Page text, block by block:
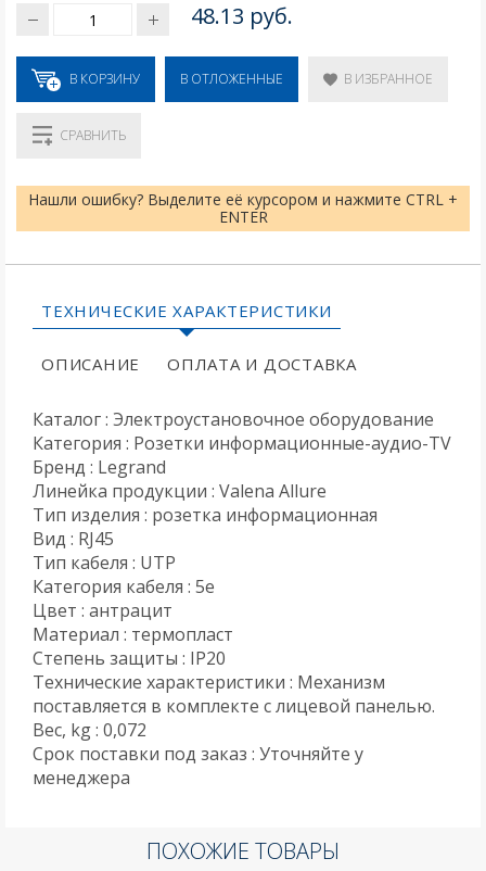
48.13 руб.
В КОРЗИНУ В ОТЛОЖЕННЫЕ В ИЗБРАННОЕ
СРАВНИТЬ
Нашли ошибку? Выделите её курсором и нажмите CTRL +
ENTER
ТЕХНИЧЕСКИЕ ХАРАКТЕРИСТИКИ
ОПИСАНИЕ ОПЛАТА И ДОСТАВКА
Каталог : Электроустановочное оборудование
Категория : Розетки информационные-аудио-TV
Бренд : Legrand
Линейка продукции : Valena Allure
Тип изделия : розетка информационная
Вид : RJ45
Тип кабеля : UTP
Категория кабеля : 5e
Цвет : антрацит
Материал : термопласт
Степень защиты : IP20
Технические характеристики : Механизм
поставляется в комплекте с лицевой панелью.
Вес, kg : 0,072
Срок поставки под заказ : Уточняйте у
менеджера
ПОХОЖИЕ ТОВАРЫ